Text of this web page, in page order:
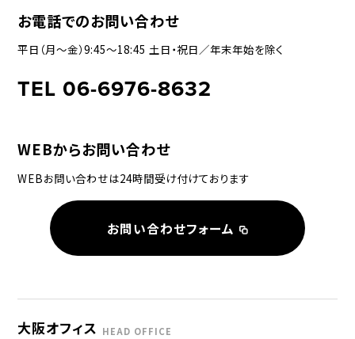
お電話でのお問い合わせ
平日（月〜金）9:45〜18:45 土日・祝日／年末年始を除く
TEL 06-6976-8632
WEBからお問い合わせ
WEBお問い合わせは24時間受け付けております
お問い合わせフォーム
大阪オフィス HEAD OFFICE